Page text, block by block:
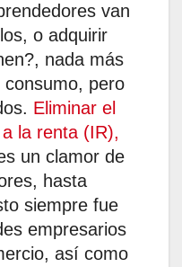
van
o adquirir
nada más
pero
Eliminar el
la renta (IR),
un clamor de
hasta
siempre fue
empresarios
así como